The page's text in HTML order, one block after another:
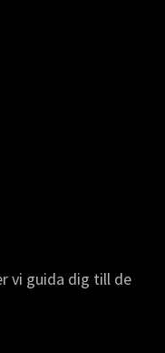
vi guida dig till de